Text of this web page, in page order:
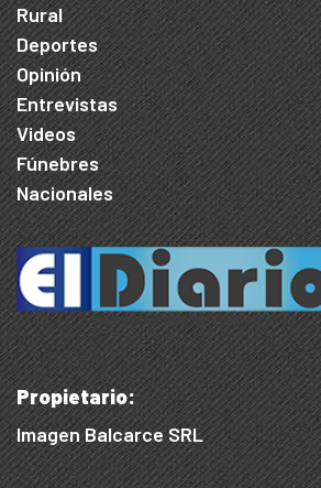
Rural
Deportes
Opinión
Entrevistas
Videos
Fúnebres
Nacionales
Propietario:
Imagen Balcarce SRL